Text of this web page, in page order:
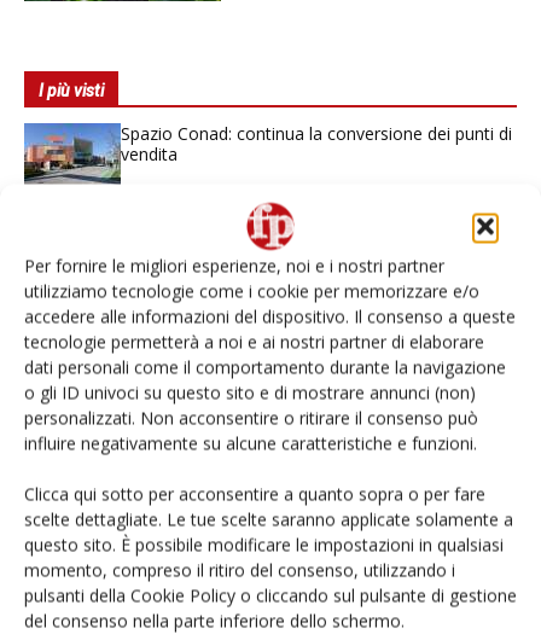
Per fornire le migliori esperienze, noi e i nostri partner
utilizziamo tecnologie come i cookie per memorizzare e/o
accedere alle informazioni del dispositivo. Il consenso a queste
tecnologie permetterà a noi e ai nostri partner di elaborare
dati personali come il comportamento durante la navigazione
o gli ID univoci su questo sito e di mostrare annunci (non)
personalizzati. Non acconsentire o ritirare il consenso può
influire negativamente su alcune caratteristiche e funzioni.
Clicca qui sotto per acconsentire a quanto sopra o per fare
scelte dettagliate. Le tue scelte saranno applicate solamente a
questo sito. È possibile modificare le impostazioni in qualsiasi
momento, compreso il ritiro del consenso, utilizzando i
pulsanti della Cookie Policy o cliccando sul pulsante di gestione
del consenso nella parte inferiore dello schermo.
I più visti
Spazio Conad: continua la conversione dei punti di
vendita
Non è una susina: è Metis… e può rivoluzionare la
L’ortofrutta di Extra Supermercati tra localismo e
Ai #Repartofresh
Andamento prezzi ortofrutta in Italia al 27 luglio
2026
Leonardo Odorizzi: “Dobbiamo creare stupore nel
punto di vendita” #vocidellortofrutta